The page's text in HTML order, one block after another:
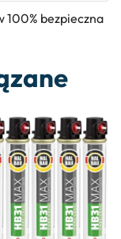
100% bezpieczna